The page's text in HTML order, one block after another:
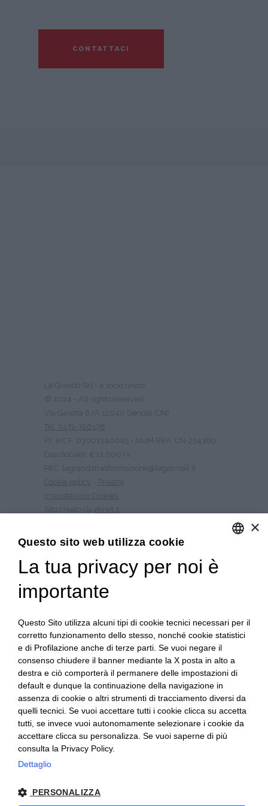
CONTATTACI
LE CARNI
LA GASTRONOMIA
CONTATTI
QUALITÀ
PSR 2014 – 2020
LAVORA CON NOI
MAPPA DEL SITO
Privacy e-commerce
Condizioni di vendita e-commerce
Codice Etico
Modello MOGC.231
×
Questo sito web utilizza cookie
La tua privacy per noi è
importante
Questo Sito utilizza alcuni tipi di cookie tecnici necessari per il
corretto funzionamento dello stesso, nonché cookie statistici
e di Profilazione anche di terze parti. Se vuoi negare il
consenso chiudere il banner mediante la X posta in alto a
destra e ciò comporterà il permanere delle impostazioni di
default e dunque la continuazione della navigazione in
assenza di cookie o altri strumenti di tracciamento diversi da
quelli tecnici. Se vuoi accettare tutti i cookie clicca su accetta
tutti, se invece vuoi autonomamente selezionare i cookie da
accettare clicca su personalizza. Se vuoi saperne di più
consulta la Privacy Policy.
Dettaglio
PERSONALIZZA